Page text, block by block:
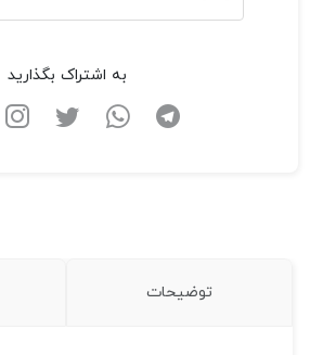
به اشتراک بگذارید
توضیحات